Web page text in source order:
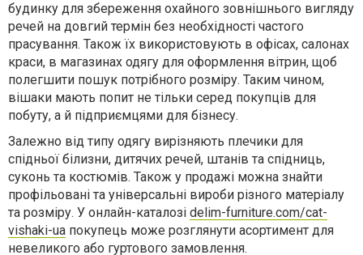
будинку для збереження охайного зовнішнього вигляду
речей на довгий термін без необхідності частого
прасування. Також їх використовують в офісах, салонах
краси, в магазинах одягу для оформлення вітрин, щоб
полегшити пошук потрібного розміру. Таким чином,
вішаки мають попит не тільки серед покупців для
побуту, а й підприємцями для бізнесу.
Залежно від типу одягу вирізняють плечики для
спідньої білизни, дитячих речей, штанів та спідниць,
суконь та костюмів. Також у продажі можна знайти
профільовані та універсальні вироби різного матеріалу
та розміру. У онлайн-каталозі delim-furniture.com/cat-
vishaki-ua покупець може розглянути асортимент для
невеликого або гуртового замовлення.